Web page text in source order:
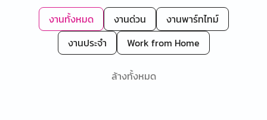
งานทั้งหมด งานด่วน
งานพาร์ทไทม์
งานประจำ
Work from Home
ล้างทั้งหมด